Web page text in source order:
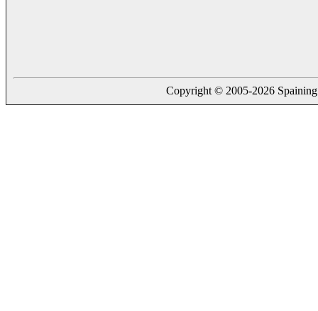
Copyright © 2005-2026